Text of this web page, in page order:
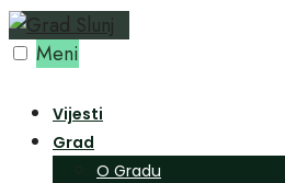
Preskoči
na Meni
Vijesti
Grad
O Gradu